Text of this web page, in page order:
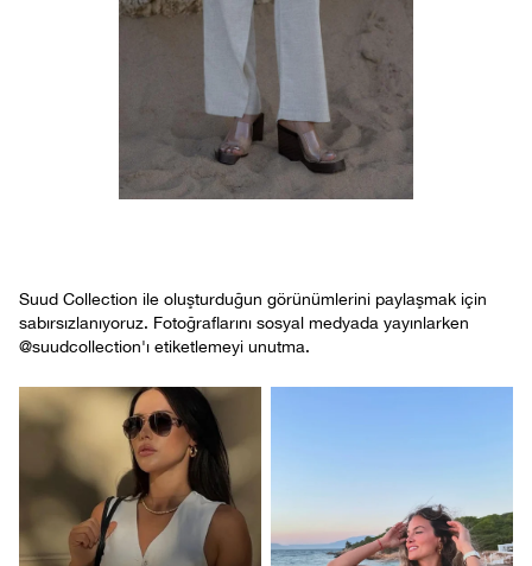
Suud Collection ile oluşturduğun görünümlerini paylaşmak için
sabırsızlanıyoruz. Fotoğraflarını sosyal medyada yayınlarken
@suudcollection'ı etiketlemeyi unutma.